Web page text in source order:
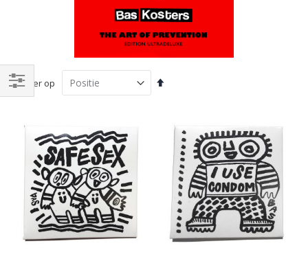
Sorteer op
Van
sorteren
Filteren